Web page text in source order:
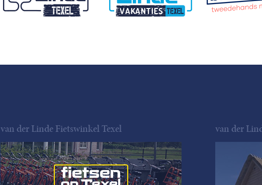
van der Linde Fietswinkel Texel van der